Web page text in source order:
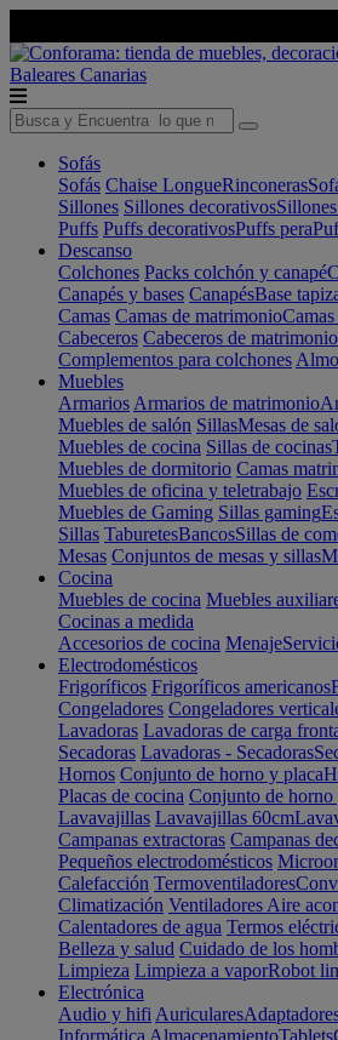
Baleares Canarias
Sofás
Sofás Chaise LongueRinconeras
Sillones Sillones decorativos
Puffs Puffs decorativosPuffs pera
Descanso
Colchones Packs colchón y canapé
Canapés y bases CanapésBase
Camas Camas de matrimonio
Cabeceros Cabeceros de matrimonio
Complementos para colchones
Muebles
Armarios Armarios de matrimonio
Muebles de salón SillasMesas de
Muebles de cocina Sillas de cocinas
Muebles de dormitorio Camas
Muebles de oficina y teletrabajo
Muebles de Gaming Sillas gaming
Sillas TaburetesBancosSillas de
Mesas Conjuntos de mesas y sillas
Cocina
Muebles de cocina Muebles
Cocinas a medida
Accesorios de cocina Menaje
Electrodomésticos
Frigoríficos Frigoríficos americanos
Congeladores Congeladores
Lavadoras Lavadoras de carga
Secadoras Lavadoras - Secadoras
Hornos Conjunto de horno y placa
Placas de cocina Conjunto de horno
Lavavajillas Lavavajillas 60cm
Campanas extractoras Campanas
Pequeños electrodomésticos
Calefacción Termoventiladores
Climatización Ventiladores Aire
Calentadores de agua Termos
Belleza y salud Cuidado de los
Limpieza Limpieza a vaporRobot
Electrónica
Audio y hifi Auriculares
Informática AlmacenamientoTablets